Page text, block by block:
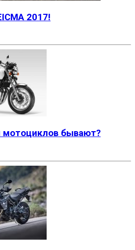
2017!
мотоциклов бывают?